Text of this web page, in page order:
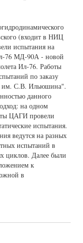
(входит в НИЦ
испытания на
76 МД-90А - новой
Ил-76. Работы
по заказу
им. С.В. Ильюшина".
данного
на одном
ЦАГИ провели
испытания.
ведутся на разных
испытаний в
циклов. Далее были
к
в